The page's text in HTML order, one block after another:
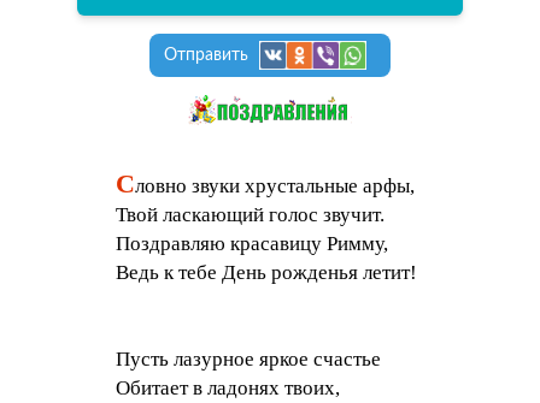
Отправить
Словно звуки хрустальные арфы,
Твой ласкающий голос звучит.
Поздравляю красавицу Римму,
Ведь к тебе День рожденья летит!
Пусть лазурное яркое счастье
Обитает в ладонях твоих,